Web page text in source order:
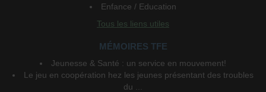
Enfance / Education
Tous les liens utiles
MÉMOIRES TFE
Jeunesse & Santé : un service en mouvement!
Le jeu en coopération hez les jeunes présentant des troubles
du ...